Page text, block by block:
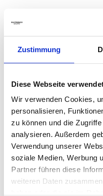
Zustimmung
Diese Webseite
Wir verwenden Cookies,
personalisieren,
zu können und die
analysieren. Außerdem
Verwendung unserer
soziale Medien, Werbung
Partner führen diese
weiteren Daten